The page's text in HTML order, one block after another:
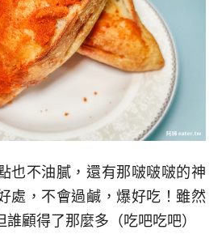
也不油膩，還有那啵啵啵的神
處，不會過鹹，爆好吃！雖然
顧得了那麼多（吃吧吃吧）